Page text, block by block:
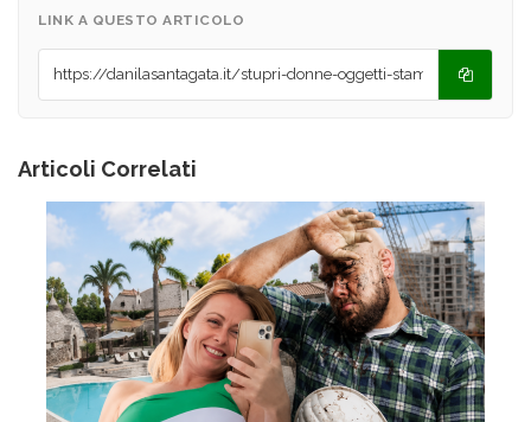
LINK A QUESTO ARTICOLO
Articoli Correlati